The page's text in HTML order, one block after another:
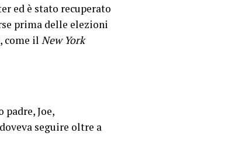
ed è stato recuperato
prima delle elezioni
come il New York
Joe,
seguire oltre a